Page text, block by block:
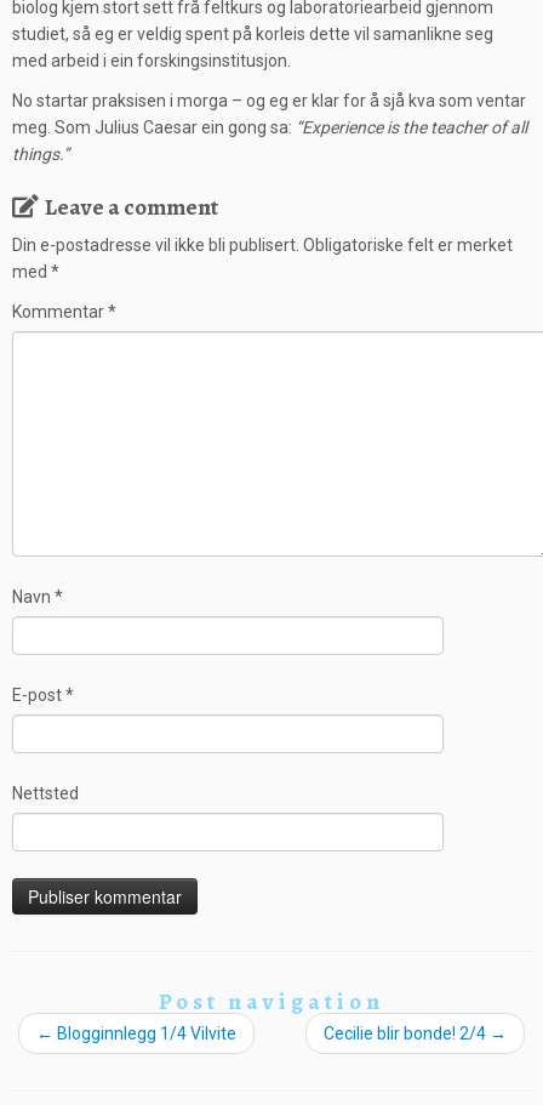
biolog kjem stort sett frå feltkurs og laboratoriearbeid gjennom
studiet, så eg er veldig spent på korleis dette vil samanlikne seg
med arbeid i ein forskingsinstitusjon.
No startar praksisen i morga – og eg er klar for å sjå kva som ventar
meg. Som Julius Caesar ein gong sa: “Experience is the teacher of all
things.”
Leave a comment
Din e-postadresse vil ikke bli publisert. Obligatoriske felt er merket
med *
Kommentar*
Navn *
E-post*
Nettsted
Post navigation
← Blogginnlegg 1/4 Vilvite Cecilie blir bonde! 2/4 →